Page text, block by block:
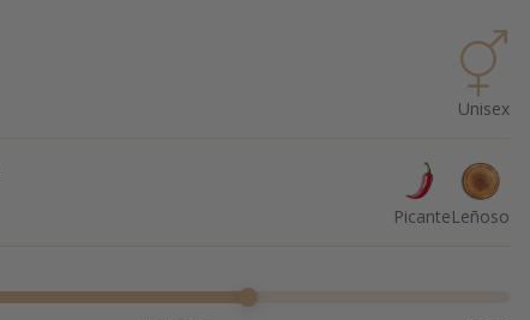
Unisex
PicanteLeñoso